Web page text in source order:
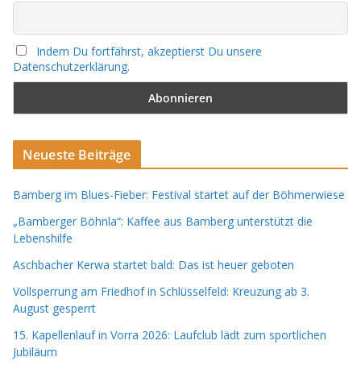
Indem Du fortfährst, akzeptierst Du unsere
Datenschutzerklärung.
Neueste Beiträge
Bamberg im Blues-Fieber: Festival startet auf der Böhmerwiese
„Bamberger Böhnla“: Kaffee aus Bamberg unterstützt die
Lebenshilfe
Aschbacher Kerwa startet bald: Das ist heuer geboten
Vollsperrung am Friedhof in Schlüsselfeld: Kreuzung ab 3.
August gesperrt
15. Kapellenlauf in Vorra 2026: Laufclub lädt zum sportlichen
Jubiläum